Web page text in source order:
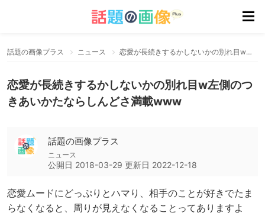
話題の画像プラス ニュース 恋愛が長続きするかしないかの別れ目w左側のつきあいかたならしんどさ満載www
恋愛が長続きするかしないかの別れ目w左側のつ
きあいかたならしんどさ満載www
話題の画像プラス
ニュース
公開日 2018-03-29 更新日 2022-12-18
恋愛ムードにどっぷりとハマり、相手のことが好きでたま
らなくなると、周りが見えなくなることってありますよ